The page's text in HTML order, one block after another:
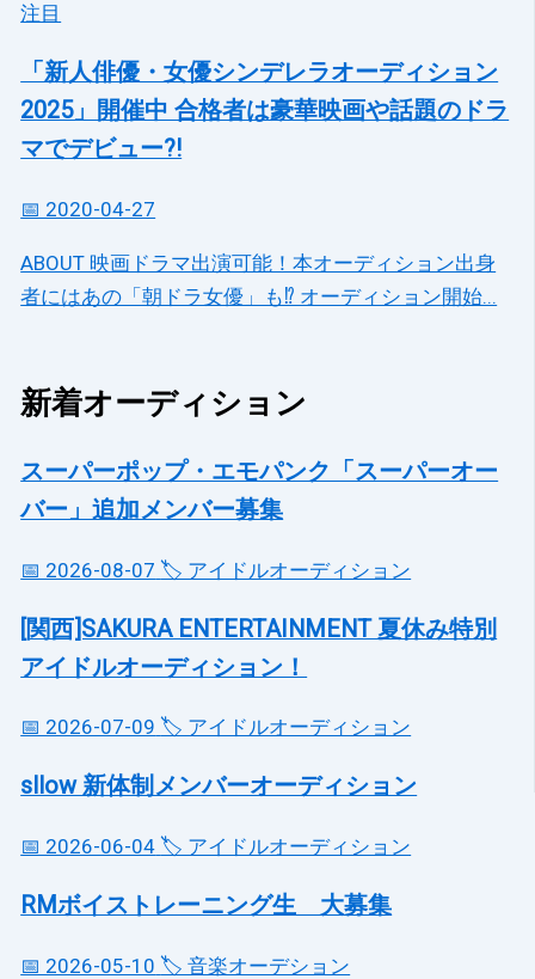
注目
「新人俳優・女優シンデレラオーディション
2025」開催中 合格者は豪華映画や話題のドラ
マでデビュー?!
📅 2020-04-27
ABOUT 映画ドラマ出演可能！本オーディション出身
者にはあの「朝ドラ女優」も⁉ オーディション開始...
新着オーディション
スーパーポップ・エモパンク「スーパーオー
バー」追加メンバー募集
📅 2026-08-07 🏷️ アイドルオーディション
[関西]SAKURA ENTERTAINMENT 夏休み特別
アイドルオーディション！
📅 2026-07-09 🏷️ アイドルオーディション
sllow 新体制メンバーオーディション
📅 2026-06-04 🏷️ アイドルオーディション
RMボイストレーニング生 大募集
📅 2026-05-10 🏷️ 音楽オーデション